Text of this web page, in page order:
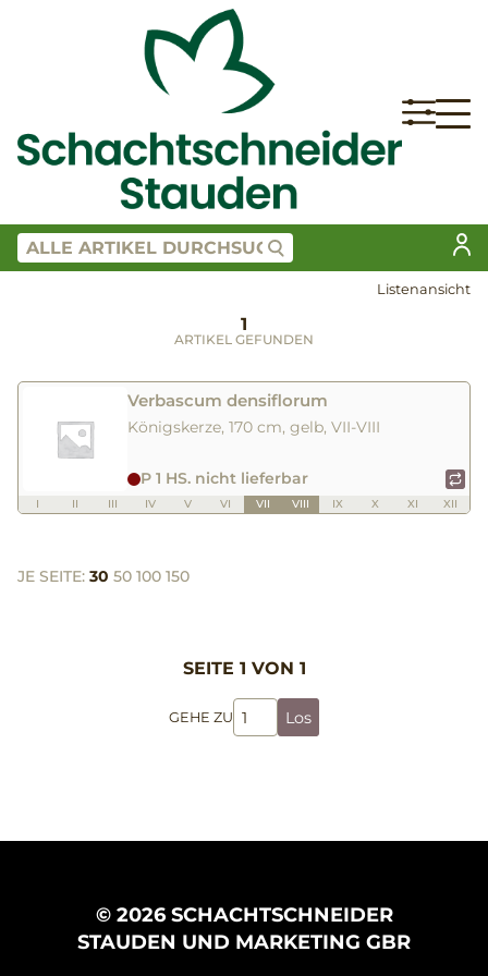
Listenansicht
1
ARTIKEL GEFUNDEN
Verbascum densiflorum
Königskerze, 170 cm, gelb, VII-VIII
P 1 HS. nicht lieferbar
I II III IV V VI VII VIII IX X XI XII
JE SEITE: 30 50 100 150
SEITE 1 VON 1
GEHE ZU Los
© 2026 SCHACHTSCHNEIDER
STAUDEN UND MARKETING GBR